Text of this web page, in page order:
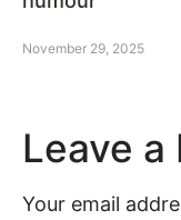
November 29, 2025
Leave a
Your email